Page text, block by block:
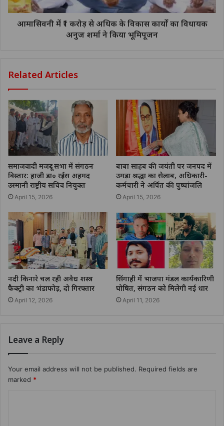
आमासिवनी में ₹1 करोड़ से अधिक के विकास कार्यों का विधायक
अनुज शर्मा ने किया भूमिपूजन
Related Articles
समाजवादी मजदूर सभा में संगठन
विस्तार: हाजी डा० रईस अहमद
उस्मानी राष्ट्रीय सचिव नियुक्त
April 15, 2026
बाबा साहब की जयंती पर जनपद में
उमड़ा श्रद्धा का सैलाब, अधिकारी-
कर्मचारी ने अर्पित की पुष्पांजलि
April 15, 2026
नदी किनारे चल रही अवैध शस्त्र
फैक्ट्री का भंडाफोड़, दो गिरफ्तार
April 12, 2026
सिंगाही में भाजपा मंडल कार्यकारिणी
घोषित, संगठन को मिलेगी नई धार
April 11, 2026
Leave a Reply
Your email address will not be published. Required fields are
marked *